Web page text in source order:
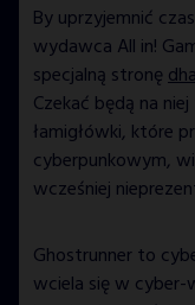
By uprzyjemnić
wydawca All in!
specjalną stronę
Czekać będą na
łamigłówki, które
cyberpunkowym,
wcześniej
Ghostrunner to
wciela się w
I agree
would
GAMES
right to